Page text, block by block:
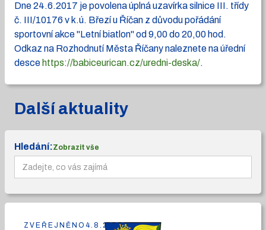
Dne 24.6.2017 je povolena úplná uzavírka silnice III. třídy
č. III/10176 v k.ú. Březí u Říčan z důvodu pořádání
sportovní akce "Letní biatlon" od 9,00 do 20,00 hod.
Odkaz na Rozhodnutí Města Říčany naleznete na úřední
desce https://babiceurican.cz/uredni-deska/.
Další aktuality
Hledání:Zobrazit vše
ZVEŘEJNĚNO 4.8.2026